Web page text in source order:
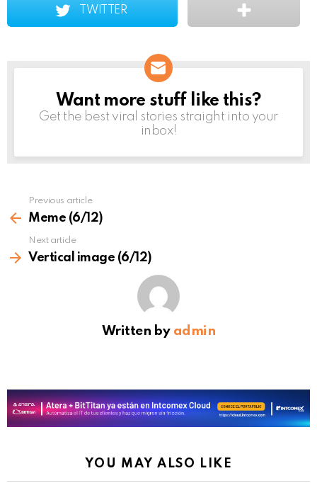
TWITTER
NEWSLETTER
Want more stuff like this?
Get the best viral stories straight into your
inbox!
more
Previous article
Meme (6/12)
Next article
Vertical image (6/12)
Written by admin
YOU MAY ALSO LIKE